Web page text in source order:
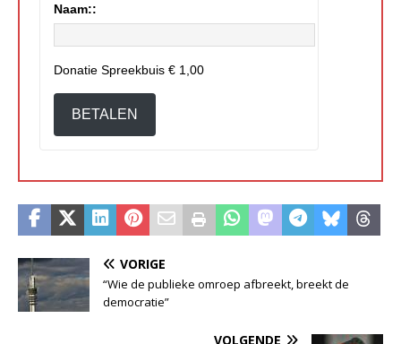
Naam::
Donatie Spreekbuis € 1,00
BETALEN
VORIGE
“Wie de publieke omroep afbreekt, breekt de
democratie”
VOLGENDE